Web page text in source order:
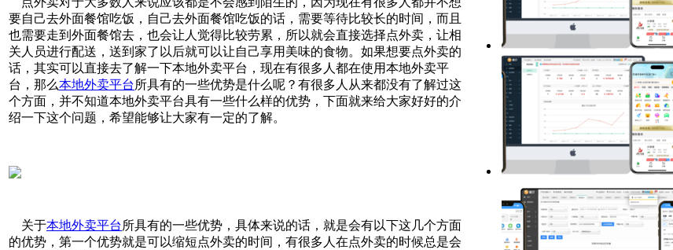
要自己去外面餐馆吃饭，自己去外面餐馆吃饭的话，需要等待比较长的时间，而且
也需要走到外面餐馆去，也会让人觉得比较劳累，所以就会直接选择点外卖，让相
关人员进行配送，送到家了以后就可以让自己享用美味的食物。如果想要点外卖的
话，其实可以直接去了解一下本地外卖平台，现在有很多人都在使用本地外卖平
台，那么本地外卖平台 所具有的一些优势是什么呢？有很多人从来都没有了解过这
个方面，并不知道本地外卖平台具有一些什么样的优势，下面就来给大家好好的介
绍一下这个问题，希望能够让大家有一定的了解。
关于本地外卖平台 所具有的一些优势，具体来说的话，就是会有以下这几个方面
的优势，第一个优势就是可以缩短点外卖的时间，有很多人在点外卖的时候总是会